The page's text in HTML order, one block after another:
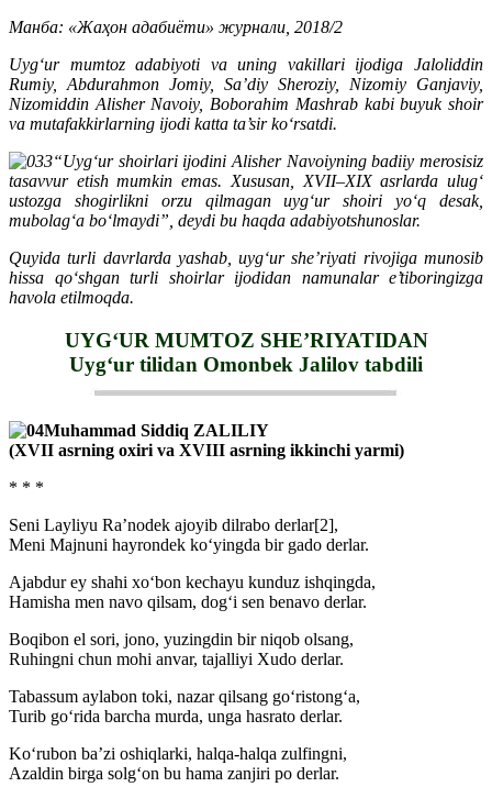
Манба: «Жаҳон адабиёти» журнали, 2018/2
Uyg‘ur mumtoz adabiyoti va uning vakillari ijodiga Jaloliddin
Rumiy, Abdurahmon Jomiy, Sa’diy Sheroziy, Nizomiy Ganjaviy,
Nizomiddin Alisher Navoiy, Boborahim Mashrab kabi buyuk shoir
va mutafakkirlarning ijodi katta ta’sir ko‘rsatdi.
“Uyg‘ur shoirlari ijodini Alisher Navoiyning badiiy merosisiz
tasavvur etish mumkin emas. Xususan, XVII–XIX asrlarda ulug‘
ustozga shogirlikni orzu qilmagan uyg‘ur shoiri yo‘q desak,
mubolag‘a bo‘lmaydi”, deydi bu haqda adabiyotshunoslar.
Quyida turli davrlarda yashab, uyg‘ur she’riyati rivojiga munosib
hissa qo‘shgan turli shoirlar ijodidan namunalar e’tiboringizga
havola etilmoqda.
UYG‘UR MUMTOZ SHE’RIYATIDAN
Uyg‘ur tilidan Omonbek Jalilov tabdili
Muhammad Siddiq ZALILIY
(XVII asrning oxiri va XVIII asrning ikkinchi yarmi)
* * *
Seni Layliyu Ra’nodek ajoyib dilrabo derlar[2],
Meni Majnuni hayrondek ko‘yingda bir gado derlar.
Ajabdur ey shahi xo‘bon kechayu kunduz ishqingda,
Hamisha men navo qilsam, dog‘i sen benavo derlar.
Boqibon el sori, jono, yuzingdin bir niqob olsang,
Ruhingni chun mohi anvar, tajalliyi Xudo derlar.
Tabassum aylabon toki, nazar qilsang go‘ristong‘a,
Turib go‘rida barcha murda, unga hasrato derlar.
Ko‘rubon ba’zi oshiqlarki, halqa-halqa zulfingni,
Azaldin birga solg‘on bu hama zanjiri po derlar.